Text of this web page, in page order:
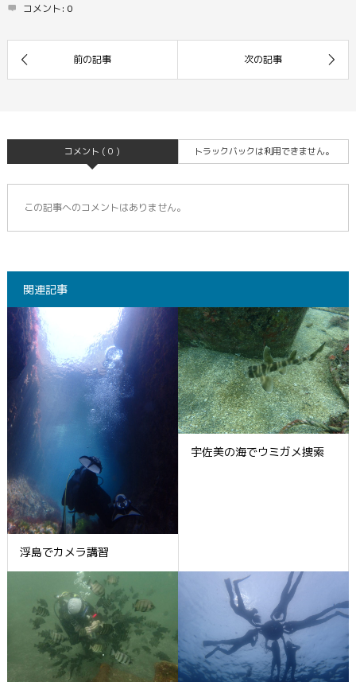
コメント: 0
コメント ( 0 ) トラックバックは利用できません。
この記事へのコメントはありません。
関連記事
浮島でカメラ講習
宇佐美の海でウミガメ捜索